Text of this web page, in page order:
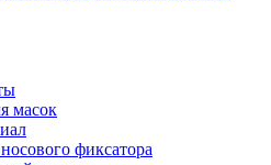
масок
фиксатора